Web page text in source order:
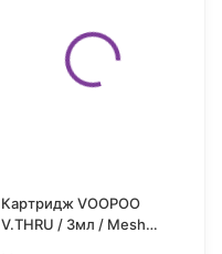
Картридж VOOPOO
V.THRU / 3мл / Mesh